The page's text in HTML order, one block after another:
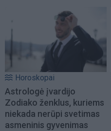
Horoskopai
Astrologė įvardijo
Zodiako ženklus, kuriems
niekada nerūpi svetimas
asmeninis gyvenimas